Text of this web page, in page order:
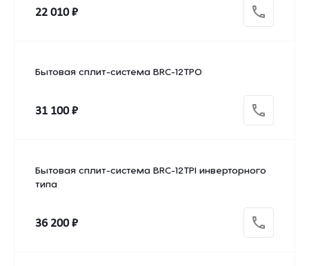
22 010 ₽
Бытовая сплит-система BRC-12TPO
31 100 ₽
Бытовая сплит-система BRC-12TPI инверторного
типа
36 200 ₽